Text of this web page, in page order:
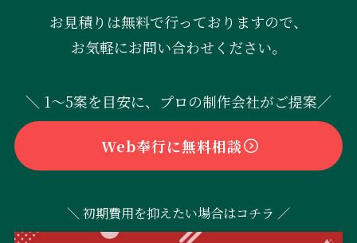
お見積りは無料で行っておりますので、
お気軽にお問い合わせください。
＼ 1〜5案を目安に、プロの制作会社がご提案／
Web奉行に無料相談
＼ 初期費用を抑えたい場合はコチラ ／